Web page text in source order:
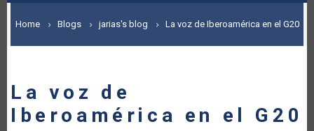
BREADCRUMB
Home Blogs jarias's blog La voz de Iberoamérica en el G20
La voz de
Iberoamérica en el G20